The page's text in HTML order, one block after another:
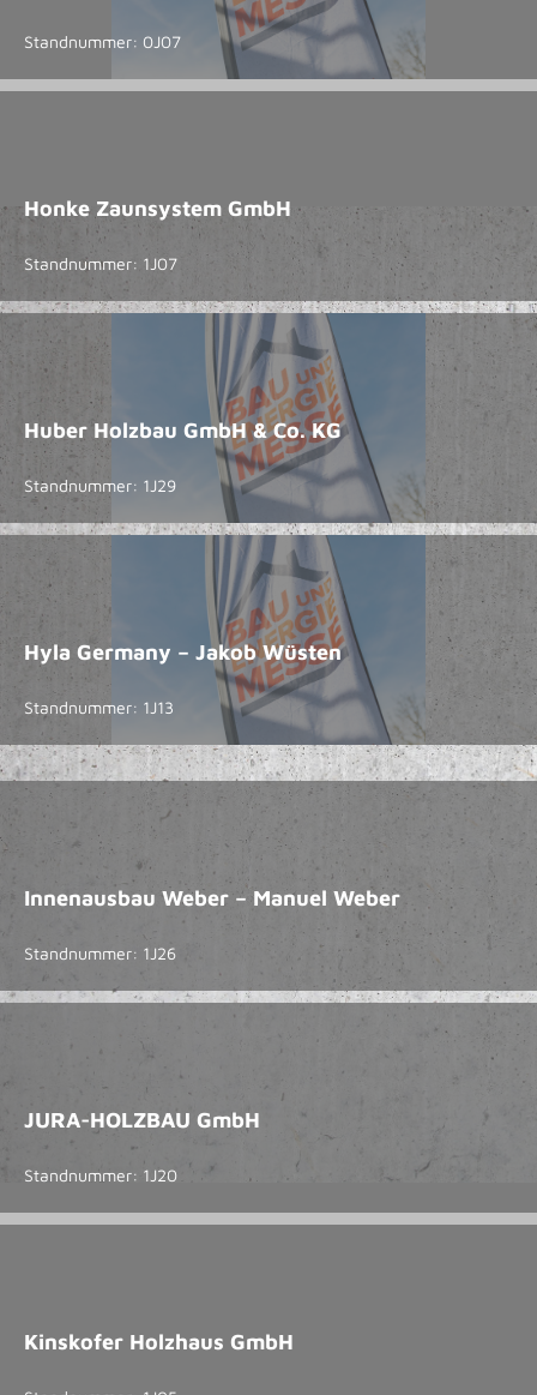
Standnummer: 0J07
Honke Zaunsystem GmbH
Standnummer: 1J07
Huber Holzbau GmbH & Co. KG
Standnummer: 1J29
Hyla Germany – Jakob Wüsten
Standnummer: 1J13
Innenausbau Weber – Manuel Weber
Standnummer: 1J26
JURA-HOLZBAU GmbH
Standnummer: 1J20
Kinskofer Holzhaus GmbH